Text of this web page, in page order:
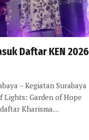
Daftar KEN 2026
– Kegiatan Surabaya
Lights: Garden of Hope
Kharisma…